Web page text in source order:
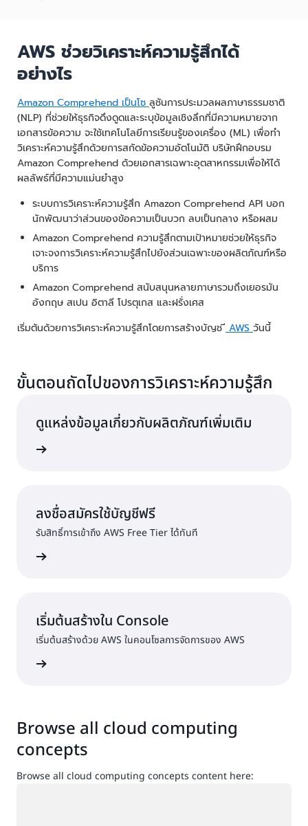
AWS ช่วยวิเคราะห์ความรู้สึกได้
อย่างไร
Amazon Comprehend เป็นโซ ลูชันการประมวลผลภาษาธรรมชาติ
(NLP) ที่ช่วยให้ธุรกิจดึงดูดและระบุข้อมูลเชิงลึกที่มีความหมายจาก
เอกสารข้อความ จะใช้เทคโนโลยีการเรียนรู้ของเครื่อง (ML) เพื่อทำ
วิเคราะห์ความรู้สึกด้วยการสกัดข้อความอัตโนมัติ บริษัทฝึกอบรม
Amazon Comprehend ด้วยเอกสารเฉพาะอุตสาหกรรมเพื่อให้ได้
ผลลัพธ์ที่มีความแม่นยำสูง
ระบบการวิเคราะห์ความรู้สึก Amazon Comprehend API บอก
นักพัฒนาว่าส่วนของข้อความเป็นบวก ลบเป็นกลาง หรือผสม
Amazon Comprehend ความรู้สึกตามเป้าหมายช่วยให้ธุรกิจ
เจาะจงการวิเคราะห์ความรู้สึกไปยังส่วนเฉพาะของผลิตภัณฑ์หรือ
บริการ
Amazon Comprehend สนับสนุนหลายภาษารวมถึงเยอรมัน
อังกฤษ สเปน อิตาลี โปรตุเกส และฝรั่งเศส
เริ่มต้นด้วยการวิเคราะห์ความรู้สึกโดยการสร้างบัญช ี AWS วันนี้
ขั้นตอนถัดไปของการวิเคราะห์ความรู้สึก
ดูแหล่งข้อมูลเกี่ยวกับผลิตภัณฑ์เพิ่มเติม
ลงชื่อสมัครใช้บัญชีฟรี
รับสิทธิ์การเข้าถึง AWS Free Tier ได้ทันที
เริ่มต้นสร้างใน Console
เริ่มต้นสร้างด้วย AWS ในคอนโซลการจัดการของ AWS
Browse all cloud computing
concepts
Browse all cloud computing concepts content here: